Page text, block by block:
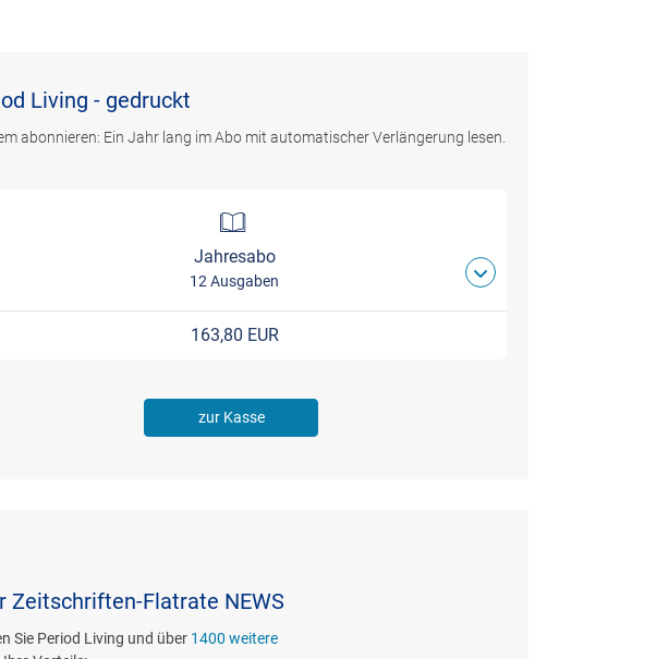
Living - gedruckt
abonnieren: Ein Jahr lang im Abo mit automatischer Verlängerung lesen.
Jahresabo
12 Ausgaben
163,80 EUR
zur Kasse
Zeitschriften-Flatrate NEWS
Sie Period Living und über 1400 weitere